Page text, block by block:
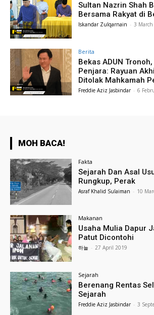
Sultan Nazrin Shah
Bersama Rakyat di
Iskandar Zulqarnain - 3
Berita
Bekas ADUN
Penjara: Rayuan
Ditolak Mahkamah
Freddie Aziz Jasbindar - 6
MOH BACA!
Fakta
Sejarah Dan Asal
Rungkup, Perak
Asraf Khalid Sulaiman - 10
Makanan
Usaha Mulia Dapur
Patut Dicontohi
하늘 - 27 April 2019
Sejarah
Berenang Rentas
Sejarah
Freddie Aziz Jasbindar - 3